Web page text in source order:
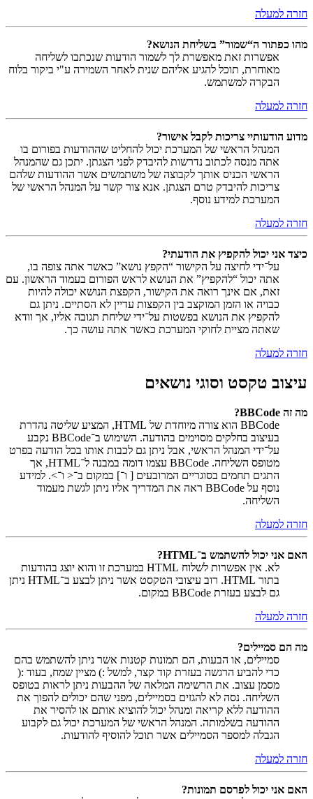
חזרה למעלה
מהו כפתור ה“שמור” בשליחת הנושא?
אפשרות זאת מאפשרת לך לשמור הודעות שנכתבו לשליחה
מאוחרת, תוכל להגיע אליהם שנית לאחר השמירה ע"י ביקור בלוח
הבקרה למשתמש.
חזרה למעלה
מדוע הודעותיי צריכות לקבל אישור?
המנהל הראשי של המערכת יכול להחליט שההודעות בפורום בו
אתה מנסה לכתוב נדרשות להיבדק לפני הצגתן. יתכן גם שהמנהל
הראשי הכניס אותך לקבוצה של משתמשים אשר ההודעות שלהם
צריכות להיבדק טרם הצגתן. אנא צור קשר על המנהל הראשי של
המערכת למידע נוסף.
חזרה למעלה
כיצד אני יכול להקפיץ את הודעתי?
על־ידי לחיצה על הקישור “הקפץ נושא” כאשר אתה צופה בו,
אתה יכול “להקפיץ” את הנושא לראש הפורום בעמוד הראשון. עם
זאת, אם אינך רואה את הקישור, הקפצת הנושא יכולה להיות
כבויה או הזמן המוקצב בין הקפצות עדיין לא הסתיים. ניתן גם
להקפיץ את הנושא בפשטות על־ידי שליחת תגובה אליו, אך וודא
שאתה מציית לחוקי המערכת כאשר אתה עושה כך.
חזרה למעלה
עיצוב טקסט וסוגי נושאים
מה זה BBCode?
BBCode הוא צורה מיוחדת של HTML, המציע שליטה נהדרת
בעיצוב בחלקים מסוימים בהודעה. השימוש ב־BBCode נקבע
על־ידי המנהל הראשי, אבל ניתן גם לכבות אותו בכל הודעה בפרט
מטופס השליחה. BBCode עצמו דומה במבנה ל־HTML, אך
התגים תחמים בסוגריים המרובעים [ ו־] במקום ב־< ו־>. למידע
נוסף על BBCode ראה את המדריך אליו ניתן לגשת מעמוד
השליחה.
חזרה למעלה
האם אני יכול להשתמש ב־HTML?
לא. אין אפשרות לשלוח HTML במערכת זו והוא יוצג בהודעות
בתור HTML. רוב עיצובי הטקסט אשר ניתן לבצע ב־HTML ניתן
גם לבצע בעזרת BBCode במקום.
חזרה למעלה
מה הם סמיילים?
סמיילים, או הבעות, הם תמונות קטנות אשר ניתן להשתמש בהם
כדי להביע הרגשה בעזרת קוד קצר, למשל :) מציין שמח, בעוד :(
מסמן עצוב. את הרשימה המלאה של ההבעות ניתן לראות בטופס
השליחה. נסה לא להגזים בסמיילים, מפני שהם יכולים להפוך את
ההודעה ללא קריאה ומנהל יכול להוציא אותם או להסיר את
ההודעה בשלמותה. המנהל הראשי של המערכת יכול גם לקבוע
הגבלה למספר הסמיילים אשר תוכל להוסיף להודעות.
חזרה למעלה
האם אני יכול לפרסם תמונות?